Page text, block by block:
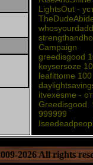
LightsOut -
Campaign
greedisgood
keysersoze
leafittome
itvexesme -
Greedisgood
999999
2026 All rights